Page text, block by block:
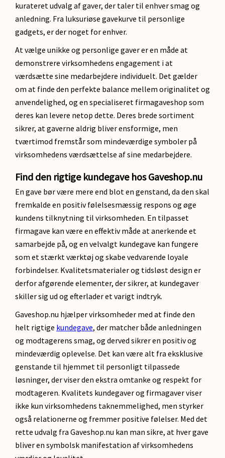
kurateret udvalg af gaver, der taler til enhver smag og
anledning. Fra luksuriøse gavekurve til personlige
gadgets, er der noget for enhver.
At vælge unikke og personlige gaver er en måde at
demonstrere virksomhedens engagement i at
værdsætte sine medarbejdere individuelt. Det gælder
om at finde den perfekte balance mellem originalitet og
anvendelighed, og en specialiseret firmagaveshop som
deres kan levere netop dette. Deres brede sortiment
sikrer, at gaverne aldrig bliver ensformige, men
tværtimod fremstår som mindeværdige symboler på
virksomhedens værdsættelse af sine medarbejdere.
Find den rigtige kundegave hos Gaveshop.nu
En gave bør være mere end blot en genstand, da den skal
fremkalde en positiv følelsesmæssig respons og øge
kundens tilknytning til virksomheden. En tilpasset
firmagave kan være en effektiv måde at anerkende et
samarbejde på, og en velvalgt kundegave kan fungere
som et stærkt værktøj og skabe vedvarende loyale
forbindelser. Kvalitetsmaterialer og tidsløst design er
derfor afgørende elementer, der sikrer, at kundegaver
skiller sig ud og efterlader et varigt indtryk.
Gaveshop.nu hjælper virksomheder med at finde den
helt rigtige kundegave, der matcher både anledningen
og modtagerens smag, og derved sikrer en positiv og
mindeværdig oplevelse. Det kan være alt fra eksklusive
genstande til hjemmet til personligt tilpassede
løsninger, der viser den ekstra omtanke og respekt for
modtageren. Kvalitets kundegaver og firmagaver viser
ikke kun virksomhedens taknemmelighed, men styrker
også relationerne og fremmer positive følelser. Med det
rette udvalg fra Gaveshop.nu kan man sikre, at hver gave
bliver en symbolsk manifestation af virksomhedens